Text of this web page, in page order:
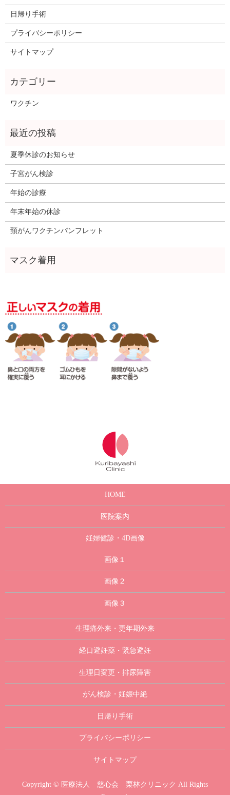
日帰り手術
プライバシーポリシー
サイトマップ
ワクチン
夏季休診のお知らせ
子宮がん検診
年始の診療
年末年始の休診
頸がんワクチンパンフレット
HOME
医院案内
妊婦健診・4D画像
画像１
画像２
画像３
生理痛外来・更年期外来
経口避妊薬・緊急避妊
生理日変更・排尿障害
がん検診・妊娠中絶
日帰り手術
プライバシーポリシー
サイトマップ
Copyright © 医療法人 慈心会 栗林クリニック All Rights